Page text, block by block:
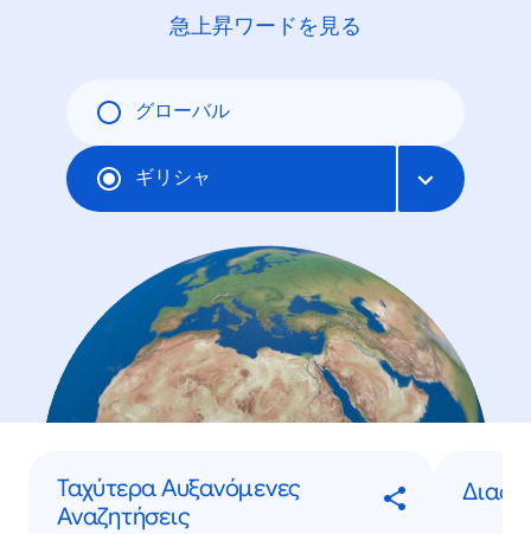
急上昇ワードを見る
グローバル
ギリシャ
Ταχύτερα Αυξανόμενες
Αναζητήσεις